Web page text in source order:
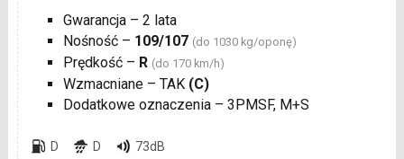
Gwarancja – 2 lata
Nośność – 109/107 (do 1030 kg/oponę)
Prędkość – R (do 170 km/h)
Wzmacniane – TAK (C)
Dodatkowe oznaczenia – 3PMSF, M+S
D D 73dB